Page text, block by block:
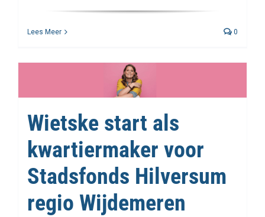
Lees Meer 0
Wietske start als
kwartiermaker voor
Stadsfonds Hilversum
regio Wijdemeren